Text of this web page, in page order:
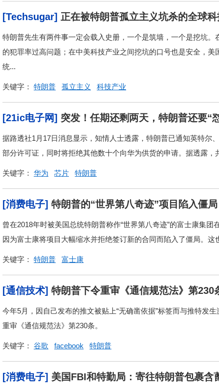
[Techsugar] 正在被特朗普孤立主义坑杀的全球
特朗普先生有两件事一定会载入史册，一个是筑墙，一个是挖坑
的犯罪率过高问题；在中美科技产业之间挖坑的口号也是安全，
统...
关键字： 特朗普 孤立主义 科技产业
[21ic电子网] 突发！任期还剩两天，特朗普还要“
据路透社1月17日消息显示，知情人士透露，特朗普已通知英特尔
部分许可证，同时将拒绝其他数十个向华为供货的申请。据透露
关键字： 华为 芯片 特朗普
[消费电子] 特朗普的“世界第八奇迹”项目陷入僵
曾在2018年时被美国总统特朗普称作“世界第八奇迹”的富士康集
因为富士康将项目大幅缩水并拒绝签订新的合同而陷入了僵局。
关键字： 特朗普 富士康
[通信技术] 特朗普下令重审《通信规范法》第230
今年5月，因自己发布的推文被贴上“无确凿依据”标签而与推特发
重审《通信规范法》第230条。
关键字： 谷歌 facebook 特朗普
[消费电子] 美国FBI和特勤局：寄往特朗普包裹含